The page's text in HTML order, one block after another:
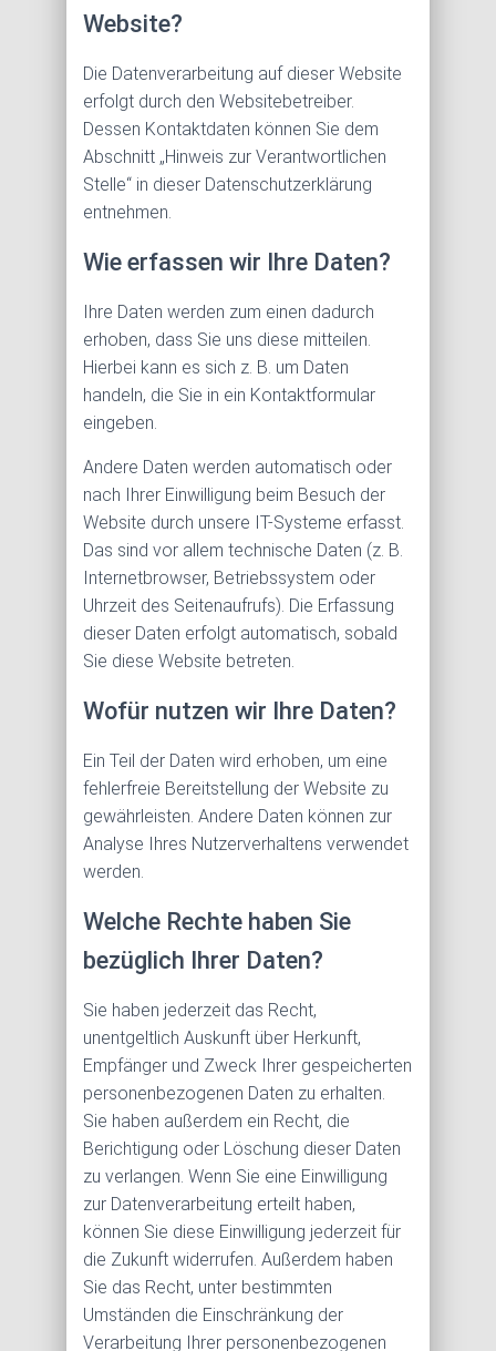
Website?
Die Datenverarbeitung auf dieser Website
erfolgt durch den Websitebetreiber.
Dessen Kontaktdaten können Sie dem
Abschnitt „Hinweis zur Verantwortlichen
Stelle“ in dieser Datenschutzerklärung
entnehmen.
Wie erfassen wir Ihre Daten?
Ihre Daten werden zum einen dadurch
erhoben, dass Sie uns diese mitteilen.
Hierbei kann es sich z. B. um Daten
handeln, die Sie in ein Kontaktformular
eingeben.
Andere Daten werden automatisch oder
nach Ihrer Einwilligung beim Besuch der
Website durch unsere IT-Systeme erfasst.
Das sind vor allem technische Daten (z. B.
Internetbrowser, Betriebssystem oder
Uhrzeit des Seitenaufrufs). Die Erfassung
dieser Daten erfolgt automatisch, sobald
Sie diese Website betreten.
Wofür nutzen wir Ihre Daten?
Ein Teil der Daten wird erhoben, um eine
fehlerfreie Bereitstellung der Website zu
gewährleisten. Andere Daten können zur
Analyse Ihres Nutzerverhaltens verwendet
werden.
Welche Rechte haben Sie
bezüglich Ihrer Daten?
Sie haben jederzeit das Recht,
unentgeltlich Auskunft über Herkunft,
Empfänger und Zweck Ihrer gespeicherten
personenbezogenen Daten zu erhalten.
Sie haben außerdem ein Recht, die
Berichtigung oder Löschung dieser Daten
zu verlangen. Wenn Sie eine Einwilligung
zur Datenverarbeitung erteilt haben,
können Sie diese Einwilligung jederzeit für
die Zukunft widerrufen. Außerdem haben
Sie das Recht, unter bestimmten
Umständen die Einschränkung der
Verarbeitung Ihrer personenbezogenen